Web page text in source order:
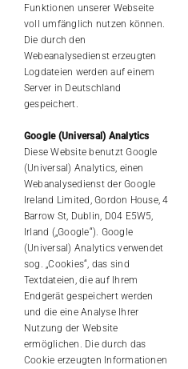
Funktionen unserer Webseite
voll umfänglich nutzen können.
Die durch den
Webeanalysedienst erzeugten
Logdateien werden auf einem
Server in Deutschland
gespeichert.
Google (Universal) Analytics
Diese Website benutzt Google
(Universal) Analytics, einen
Webanalysedienst der Google
Ireland Limited, Gordon House, 4
Barrow St, Dublin, D04 E5W5,
Irland („Google“). Google
(Universal) Analytics verwendet
sog. „Cookies“, das sind
Textdateien, die auf Ihrem
Endgerät gespeichert werden
und die eine Analyse Ihrer
Nutzung der Website
ermöglichen. Die durch das
Cookie erzeugten Informationen